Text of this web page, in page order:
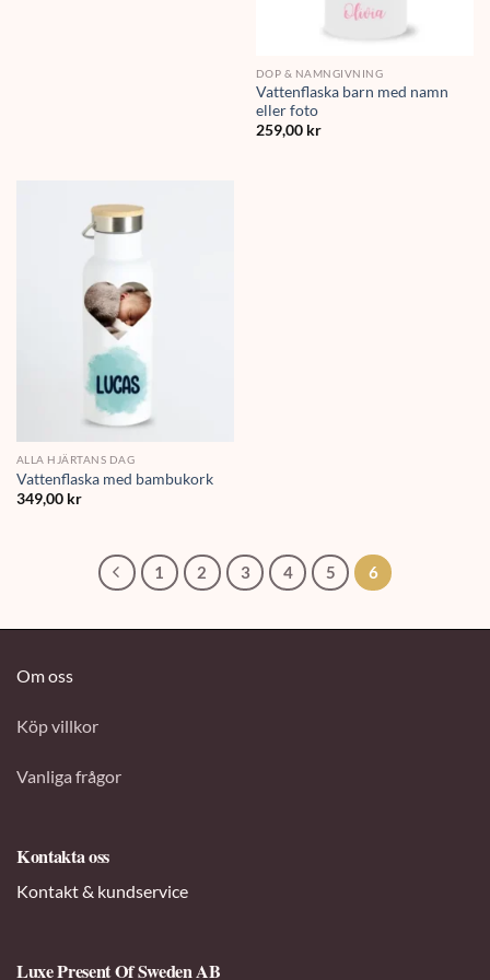
DOP & NAMNGIVNING
Vattenflaska barn med namn
eller foto
259,00 kr
ALLA HJÄRTANS DAG
Vattenflaska med bambukork
349,00 kr
1 2 3 4 5 6
Om oss
Köp villkor
Vanliga frågor
Kontakta oss
Kontakt & kundservice
Luxe Present Of Sweden AB